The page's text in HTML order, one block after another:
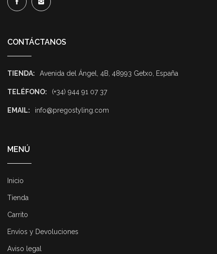
CONTÁCTANOS
TIENDA: Avenida del Ángel, 4B, 48993 Getxo, España
TELÉFONO: (+34) 944 91 07 37
EMAIL: info@pregostyling.com
MENÚ
Inicio
Tienda
Carrito
Envíos y Devoluciones
Aviso legal